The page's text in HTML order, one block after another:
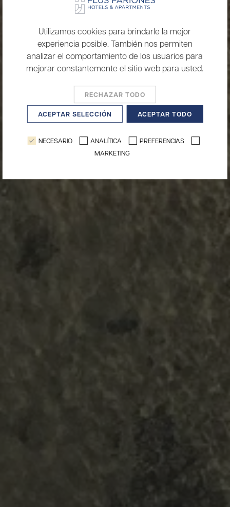
Utilizamos cookies para brindarle la mejor
experiencia posible. También nos permiten
analizar el comportamiento de los usuarios para
mejorar constantemente el sitio web para usted.
RECHAZAR TODO
ACEPTAR SELECCIÓN ACEPTAR TODO
NECESARIO ANALÍTICA
PREFERENCIAS
MARKETING